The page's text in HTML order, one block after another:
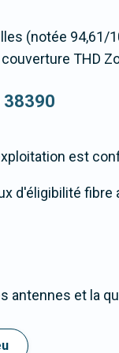
(notée 94,61/
THD
38390
est
d'éligibilité fibre
antennes et la